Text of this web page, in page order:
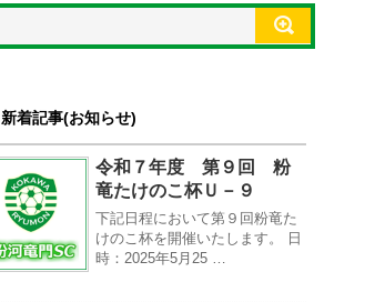
新着記事(お知らせ)
令和７年度 第９回 粉
竜たけのこ杯Ｕ－９
下記日程において第９回粉竜た
けのこ杯を開催いたします。 日
時：2025年5月25 …